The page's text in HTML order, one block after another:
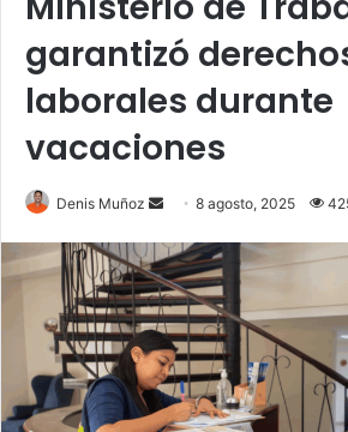
garantizó
laborales durante
vacaciones
Denis Muñoz
Send
email
8 agosto, 2025